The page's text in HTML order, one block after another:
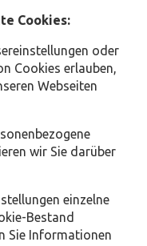
Cookies:
oder
Cookies erlauben,
Webseiten
wir Sie darüber
einzelne
Bestand
Sie Informationen